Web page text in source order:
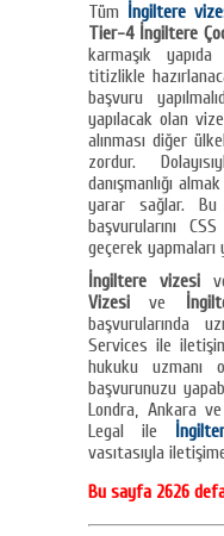
Tüm İngiltere
Tier-4 İngiltere
karmaşık
titizlikle
başvuru
yapılacak olan
alınması diğer
zordur.
danışmanlığı
yarar sağlar. Bu
başvurularını
geçerek yapmaları
İngiltere vizesi
Vizesi ve
başvurularında
Services ile
hukuku uzmanı
başvurunuzu
Londra, Ankara
Legal ile
vasıtasıyla
Bu sayfa 2626